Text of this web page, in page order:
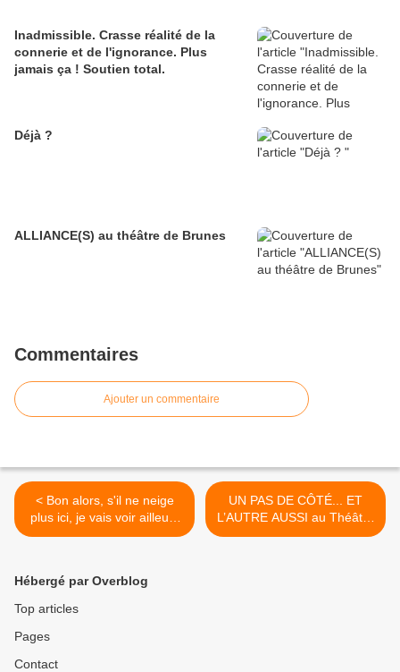
Inadmissible. Crasse réalité de la
connerie et de l'ignorance. Plus
jamais ça ! Soutien total.
Déjà ?
ALLIANCE(S) au théâtre de Brunes
Commentaires
Ajouter un commentaire
< Bon alors, s'il ne neige
plus ici, je vais voir ailleurs
si c'est mieux. Purée, c'est
UN PAS DE CÔTÉ... ET
L’AUTRE AUSSI au Théâtre
de la Ville >
Hébergé par Overblog
Top articles
Pages
Contact